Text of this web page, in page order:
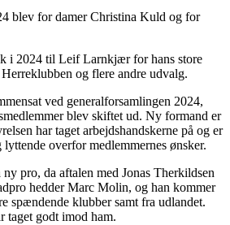
blev for damer Christina Kuld og for
i 2024 til Leif Larnkjær for hans store
og flere andre udvalg.
ved generalforsamlingen 2024,
blev skiftet ud. Ny formand er
har taget arbejdshandskerne på og er
overfor medlemmernes ønsker.
pro, da aftalen med Jonas Therkildsen
hedder Marc Molin, og han kommer
spændende klubber samt fra udlandet.
taget godt imod ham.